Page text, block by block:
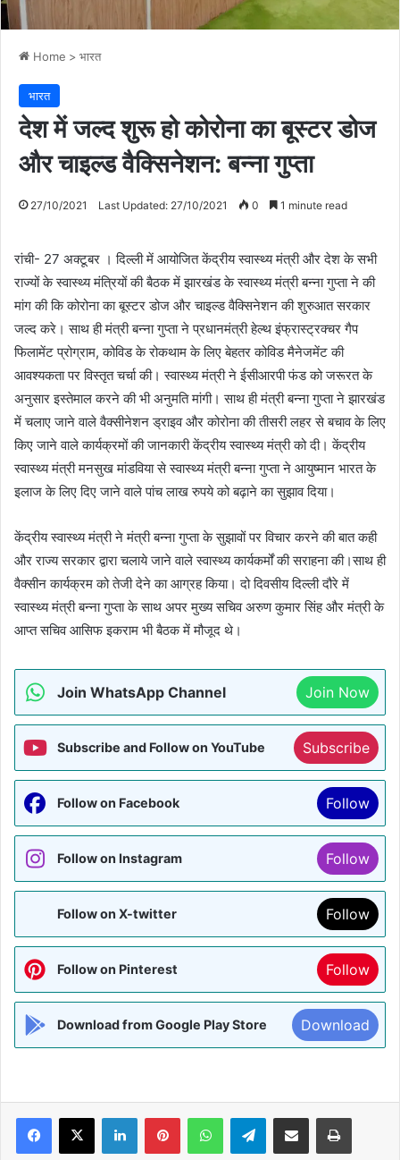
Home > भारत
भारत
देश में जल्द शुरू हो कोरोना का बूस्टर डोज
और चाइल्ड वैक्सिनेशन: बन्ना गुप्ता
27/10/2021 Last Updated: 27/10/2021 0 1 minute read
रांची- 27 अक्टूबर । दिल्ली में आयोजित केंद्रीय स्वास्थ्य मंत्री और देश के सभी
राज्यों के स्वास्थ्य मंत्रियों की बैठक में झारखंड के स्वास्थ्य मंत्री बन्ना गुप्ता ने की
मांग की कि कोरोना का बूस्टर डोज और चाइल्ड वैक्सिनेशन की शुरुआत सरकार
जल्द करे। साथ ही मंत्री बन्ना गुप्ता ने प्रधानमंत्री हेल्थ इंफ्रास्ट्रक्चर गैप
फिलामेंट प्रोग्राम, कोविड के रोकथाम के लिए बेहतर कोविड मैनेजमेंट की
आवश्यकता पर विस्तृत चर्चा की। स्वास्थ्य मंत्री ने ईसीआरपी फंड को जरूरत के
अनुसार इस्तेमाल करने की भी अनुमति मांगी। साथ ही मंत्री बन्ना गुप्ता ने झारखंड
में चलाए जाने वाले वैक्सीनेशन ड्राइव और कोरोना की तीसरी लहर से बचाव के लिए
किए जाने वाले कार्यक्रमों की जानकारी केंद्रीय स्वास्थ्य मंत्री को दी। केंद्रीय
स्वास्थ्य मंत्री मनसुख मांडविया से स्वास्थ्य मंत्री बन्ना गुप्ता ने आयुष्मान भारत के
इलाज के लिए दिए जाने वाले पांच लाख रुपये को बढ़ाने का सुझाव दिया।
केंद्रीय स्वास्थ्य मंत्री ने मंत्री बन्ना गुप्ता के सुझावों पर विचार करने की बात कही
और राज्य सरकार द्वारा चलाये जाने वाले स्वास्थ्य कार्यकर्मों की सराहना की।साथ ही
वैक्सीन कार्यक्रम को तेजी देने का आग्रह किया। दो दिवसीय दिल्ली दौरे में
स्वास्थ्य मंत्री बन्ना गुप्ता के साथ अपर मुख्य सचिव अरुण कुमार सिंह और मंत्री के
आप्त सचिव आसिफ इकराम भी बैठक में मौजूद थे।
Join WhatsApp Channel Join Now
Subscribe and Follow on YouTube Subscribe
Follow on Facebook Follow
Follow on Instagram Follow
Follow on X-twitter Follow
Follow on Pinterest Follow
Download from Google Play Store Download
Facebook
X LinkedInPinterestWhatsAppTelegramShare via Email Print